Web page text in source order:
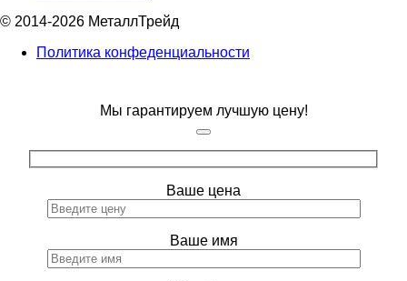
© 2014-2026 МеталлТрейд
Политика конфеденциальности
Мы гарантируем лучшую цену!
Ваше цена
Ваше имя